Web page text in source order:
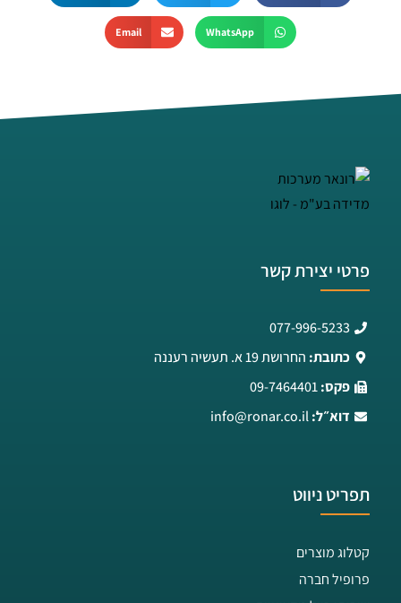
WhatsApp
Email
פרטי יצירת קשר
077-996-5233
כתובת: החרושת 19 א. תעשיה רעננה
פקס:09-7464401
דוא״ל: info@ronar.co.il
תפריט ניווט
קטלוג מוצרים
פרופיל חברה